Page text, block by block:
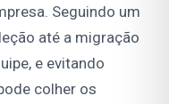
Seguindo um
até a migração
e evitando
colher os